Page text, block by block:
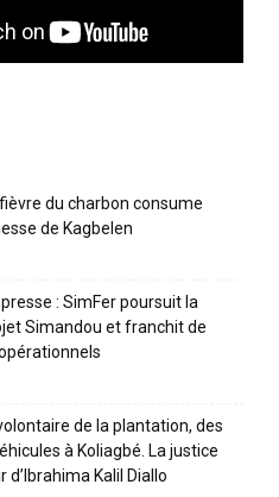
du charbon consume
de Kagbelen
: SimFer poursuit la
Simandou et franchit de
de la plantation, des
à Koliagbé. La justice
Kalil Diallo